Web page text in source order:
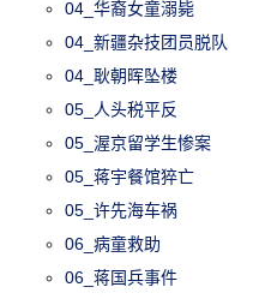
04_华裔女童溺毙
04_新疆杂技团员脱队
04_耿朝晖坠楼
05_人头税平反
05_渥京留学生惨案
05_蒋宇餐馆猝亡
05_许先海车祸
06_病童救助
06_蒋国兵事件